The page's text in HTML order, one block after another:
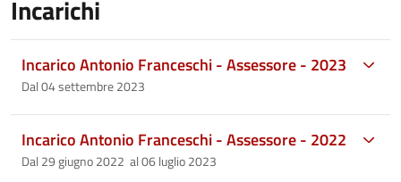
Incarichi
Incarico Antonio Franceschi - Assessore - 2023
Dal 04 settembre 2023
Incarico Antonio Franceschi - Assessore - 2022
Dal 29 giugno 2022 al 06 luglio 2023